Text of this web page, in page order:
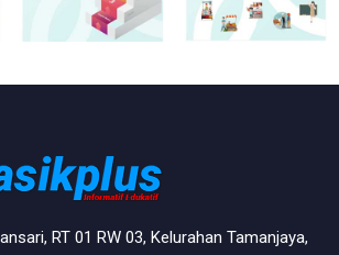
RT 01 RW 03, Kelurahan Tamanjaya,